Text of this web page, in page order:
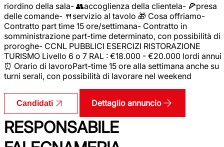
riordino della sala- 👥accoglienza della clientela- 🍕presa
delle comande- 🍴servizio al tavolo 🎁 Cosa offriamo-
Contratto part time 15 ore/settimana- Contratto in
somministrazione part-time determinato, con possibilità di
proroghe- CCNL PUBBLICI ESERCIZI RISTORAZIONE
TURISMO Livello 6 o 7 RAL : €18.000 - €20.000 lordi annui
⏰ Orario di lavoroPart-time 15 ore alla settimana anche su
turni serali, con possibilità di lavorare nel weekend
Candidati Dettaglio annuncio
RESPONSABILE